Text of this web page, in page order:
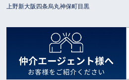
上野新大阪 四条烏丸神保町目黒